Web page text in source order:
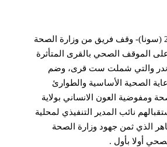
َسنجة 10-10-2025 (سونا)- وقف فريق من وزارة الصحة
على الموقف الصحي بالقرى المتأثرة
والتي شملت ست قرى، وضم
الصحية الأساسية والطوارئ
ومفوضية العون الانساني بولاية
نائب المدير التنفيذي لمحلية
الذي ثمن جهود وزارة الصحة
أولا بأول .